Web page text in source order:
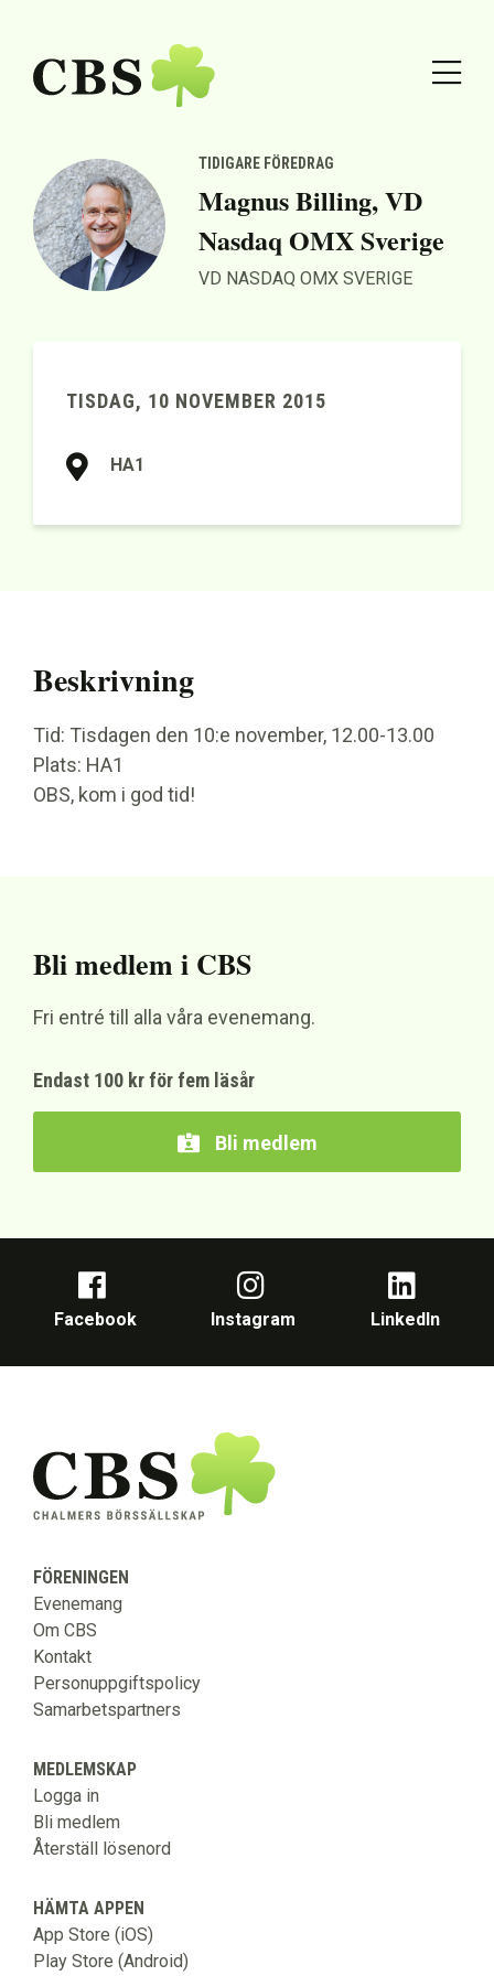
TIDIGARE FÖREDRAG
Magnus Billing, VD
Nasdaq OMX Sverige
VD NASDAQ OMX SVERIGE
TISDAG, 10 NOVEMBER 2015
HA1
Beskrivning
Tid: Tisdagen den 10:e november, 12.00-13.00
Plats: HA1
OBS, kom i god tid!
Bli medlem i CBS
Fri entré till alla våra evenemang.
Endast 100 kr för fem läsår
Bli medlem
Facebook Instagram LinkedIn
FÖRENINGEN
Evenemang
Om CBS
Kontakt
Personuppgiftspolicy
Samarbetspartners
MEDLEMSKAP
Logga in
Bli medlem
Återställ lösenord
HÄMTA APPEN
App Store (iOS)
Play Store (Android)